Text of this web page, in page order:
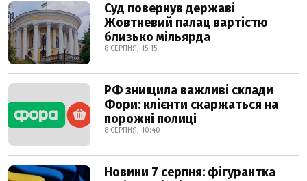
Суд повернув державі
Жовтневий палац вартістю
близько мільярда
8 СЕРПНЯ, 15:15
РФ знищила важливі склади
Фори: клієнти скаржаться на
порожні полиці
8 СЕРПНЯ, 10:40
Новини 7 серпня: фігурантка